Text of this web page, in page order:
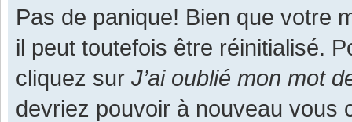
Pas de panique! Bien que votre
il peut toutefois être réinitialisé.
cliquez sur J’ai oublié mon mot
devriez pouvoir à nouveau vous